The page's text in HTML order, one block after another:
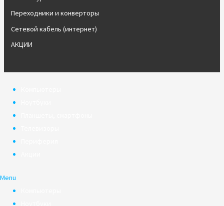
Переходники и конверторы
Сетевой кабель (интернет)
АКЦИИ
Menu